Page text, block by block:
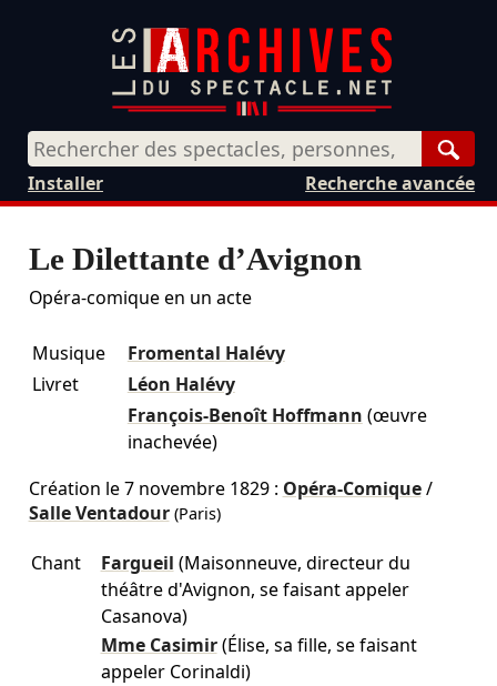
Recherche avancée
Installer
Le Dilettante d’Avignon
Opéra-comique en un acte
Musique
Fromental Halévy
Livret
Léon Halévy
François-Benoît Hoffmann (œuvre
inachevée)
Création le7 novembre 1829: Opéra-Comique/
Salle Ventadour(Paris)
Chant Fargueil (Maisonneuve, directeur du
théâtre d'Avignon, se faisant appeler
Casanova)
Mme Casimir (Élise, sa fille, se faisant
appeler Corinaldi)